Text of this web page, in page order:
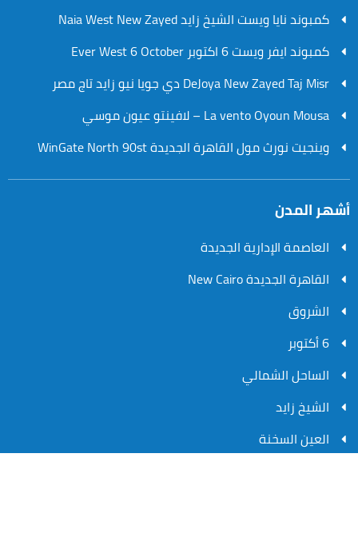
كمبوند نايا ويست الشيخ زايد Naia West New Zayed
كمبوند ايفر ويست 6 اكتوبر Ever West 6 October
DeJoya New Zayed Taj Misr دي جويا نيو زايد تاج مصر
La vento Oyoun Mousa – لافينتو عيون موسي
وينجيت نورث مول القاهرة الجديدة WinGate North 90st
أشهر المدن
العاصمة الإدارية الجديدة
القاهرة الجديدة New Cairo
الشروق
6 أكتوبر
الساحل الشمالي
الشيخ زايد
العين السخنة